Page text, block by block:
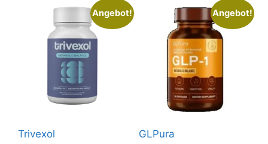
Angebot!
Trivexol
Angebot!
GLPura